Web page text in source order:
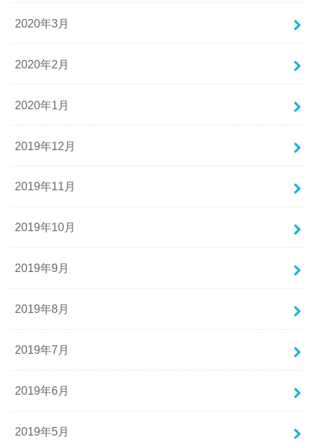
2020年3月
2020年2月
2020年1月
2019年12月
2019年11月
2019年10月
2019年9月
2019年8月
2019年7月
2019年6月
2019年5月